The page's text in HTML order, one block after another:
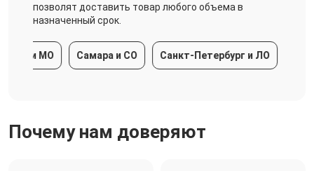
позволят доставить товар любого объема в
назначенный срок.
и МО Самара и СО Санкт-Петербург и ЛО
Почему нам доверяют